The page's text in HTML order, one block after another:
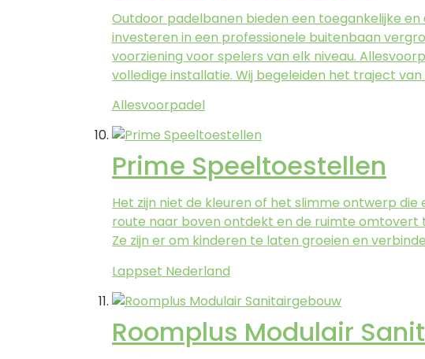
Outdoor padelbanen bieden een toegankelijke
investeren in een professionele buitenbaan
voorziening voor spelers van elk niveau.
volledige installatie. Wij begeleiden het traject
Allesvoorpadel
Prime Speeltoestellen
Het zijn niet de kleuren of het slimme ontwerp
route naar boven ontdekt en de ruimte omtovert
Ze zijn er om kinderen te laten groeien en
Lappset Nederland
Roomplus Modulair